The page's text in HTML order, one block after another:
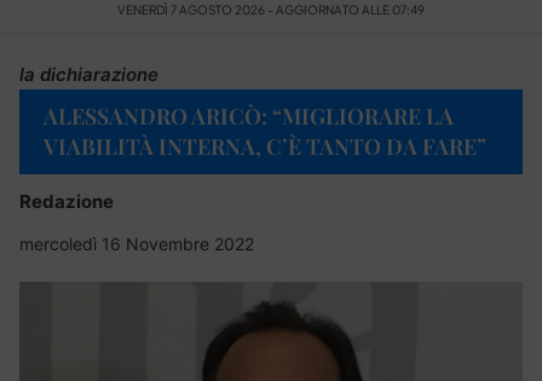
VENERDÌ 7 AGOSTO 2026 - AGGIORNATO ALLE 07:49
la dichiarazione
ALESSANDRO ARICÒ: “MIGLIORARE LA
VIABILITÀ INTERNA, C’È TANTO DA FARE”
Redazione
mercoledì 16 Novembre 2022